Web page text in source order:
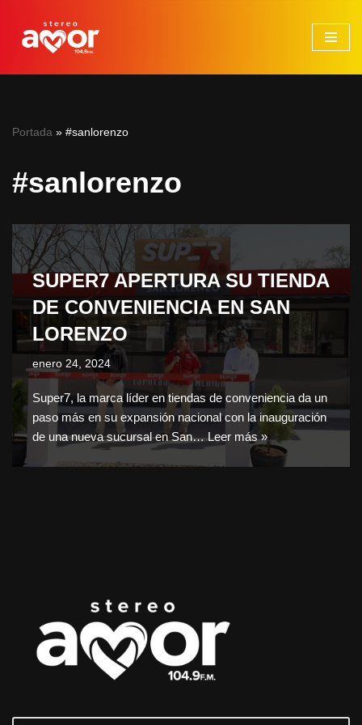
Saltar
Portada » #sanlorenzo
#sanlorenzo
SUPER7 APERTURA SU TIENDA
DE CONVENIENCIA EN SAN
LORENZO
enero 24, 2024
Super7, la marca líder en tiendas de conveniencia da un
paso más en su expansión nacional con la inauguración
de una nueva sucursal en San…Leer más »